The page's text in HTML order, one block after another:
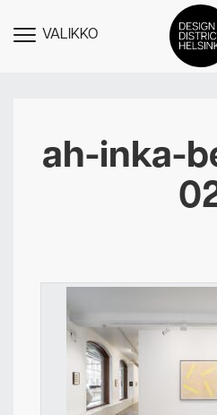
NÄYTÄVALIKKO
Design District
Ota
ah-inka-